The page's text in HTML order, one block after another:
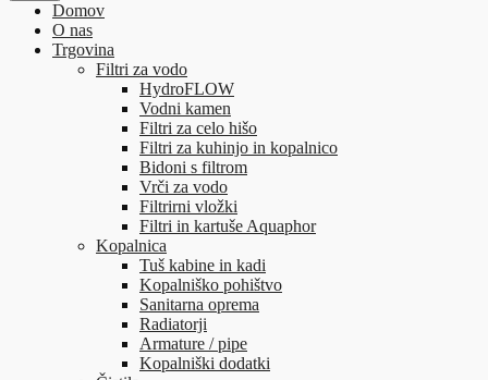
Domov
O nas
Trgovina
Filtri za vodo
HydroFLOW
Vodni kamen
Filtri za celo hišo
Filtri za kuhinjo in kopalnico
Bidoni s filtrom
Vrči za vodo
Filtrirni vložki
Filtri in kartuše Aquaphor
Kopalnica
Tuš kabine in kadi
Kopalniško pohištvo
Sanitarna oprema
Radiatorji
Armature / pipe
Kopalniški dodatki